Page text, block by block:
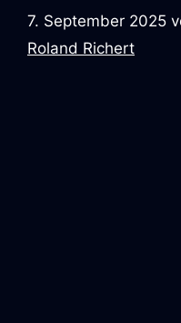
7. September 2025
Roland Richert